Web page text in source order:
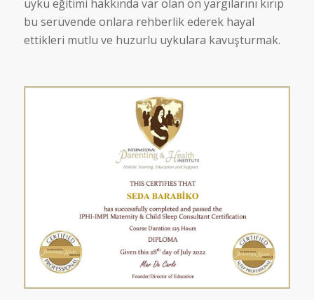
uyku eğitimi hakkında var olan ön yargılarını kırıp
bu serüvende onlara rehberlik ederek hayal
ettikleri mutlu ve huzurlu uykulara kavuşturmak.